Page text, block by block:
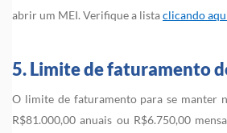
abrir um MEI. Verifique a listaclicando
5. Limite de faturamento
O limite de faturamento para se manter
R$81.000,00 anuais ou R$6.750,00